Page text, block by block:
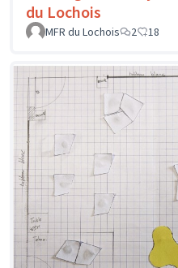
du Lochois
MFR du Lochois
2 18